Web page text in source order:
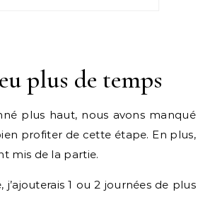
plus de temps
plus haut, nous avons manqué
profiter de cette étape. En plus,
mis de la partie.
j’ajouterais 1 ou 2 journées de plus